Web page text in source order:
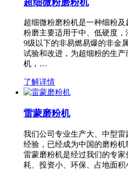
超细微粉磨粉机是一种细粉
粉磨主要适用于中、低硬度
9级以下的非易燃易爆的非金
试验和改进，为超细粉的生
机，…
了解详情
雷蒙磨粉机
我们公司专业生产大、中型
经验，已经成为中国的磨粉机
雷蒙磨粉机是经过我们的专
耗、投资小、环保、占地面